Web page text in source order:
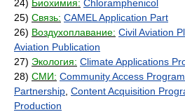
24) Биохимия: Chloramphenicol
25) Связь: CAMEL Application Part
26) Воздухоплавание: Civil Aviation
Aviation Publication
27) Экология: Climate Applications
28) СМИ: Community Access
Partnership Content Acquisition
Production